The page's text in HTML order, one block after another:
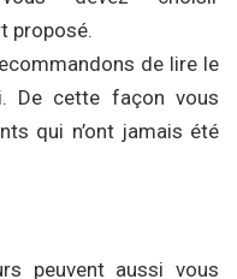
proposé.
de lire le
De cette façon vous
qui n’ont jamais été
peuvent aussi vous